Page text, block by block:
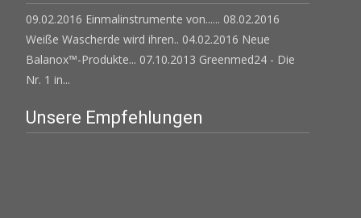
09.02.2016 Einmalinstrumente von...... 08.02.2016
Weiße Wascherde wird ihren.. 04.02.2016 Neue
Balanox™-Produkte... 07.10.2013 Greenmed24 - Die
Nr. 1 in...
Unsere Empfehlungen